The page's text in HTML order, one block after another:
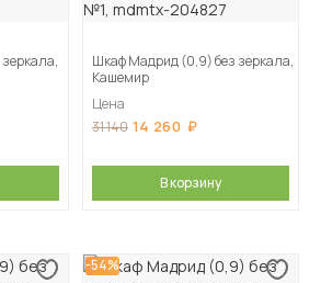
Шкаф Мадрид (0,9) без зеркала,
Кашемир
Цена
31 140 14 260
В корзину
-54%